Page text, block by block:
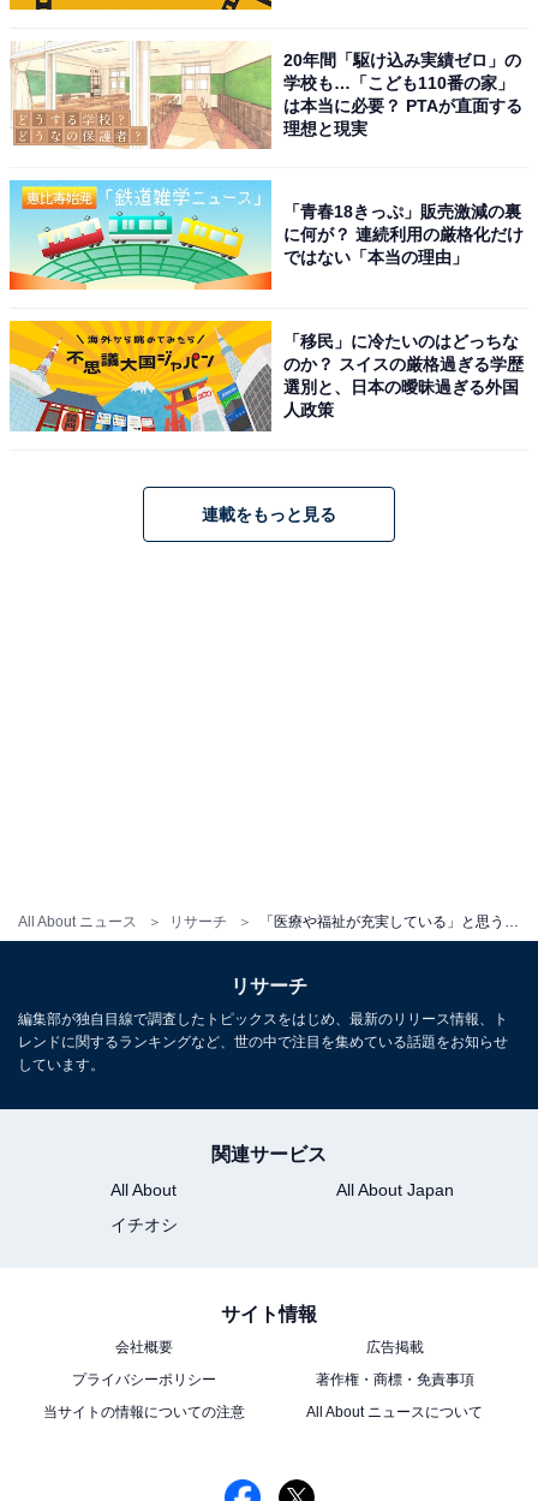
All About ニュース リサーチ
「医療や福祉が充実している」と思う神奈川県
の市区町村ランキング！ 1位「横浜市」、2位
は？
1 2
20年間「駆け込み実績ゼロ」の
学校も…「こども110番の家」
は本当に必要？ PTAが直面する
理想と現実
「青春18きっぷ」販売激減の裏
に何が？ 連続利用の厳格化だけ
ではない「本当の理由」
「移民」に冷たいのはどっちな
のか？ スイスの厳格過ぎる学歴
選別と、日本の曖昧過ぎる外国
人政策
連載をもっと見る
リサーチ
編集部が独自目線で調査したトピックスをはじめ、最新のリリース情報、ト
レンドに関するランキングなど、世の中で注目を集めている話題をお知らせ
しています。
関連サービス
All About
All About Japan
イチオシ
サイト情報
会社概要
広告掲載
プライバシーポリシー
著作権・商標・免責事項
当サイトの情報についての注意
All About ニュースについて